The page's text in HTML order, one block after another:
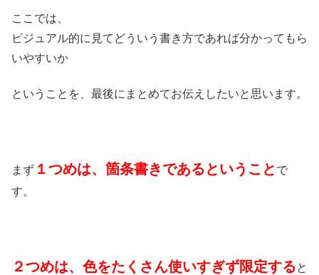
ここでは、
ビジュアル的に見てどういう書き方であれば分かってもら
いやすいか
ということを、最後にまとめてお伝えしたいと思います。
まず １つめは、箇条書きであるということ で
す。
２つめは、色をたくさん使いすぎず限定すると